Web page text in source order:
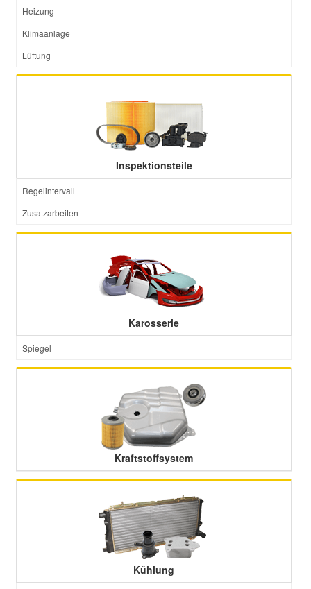
Heizung
Klimaanlage
Lüftung
Inspektionsteile
Regelintervall
Zusatzarbeiten
Karosserie
Spiegel
Kraftstoffsystem
Kühlung